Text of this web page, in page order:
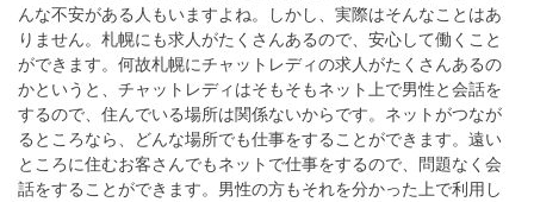
んな不安がある人もいますよね。しかし、実際はそんなことはあ
りません。札幌にも求人がたくさんあるので、安心して働くこと
ができます。何故札幌にチャットレディの求人がたくさんあるの
かというと、チャットレディはそもそもネット上で男性と会話を
するので、住んでいる場所は関係ないからです。ネットがつなが
るところなら、どんな場所でも仕事をすることができます。遠い
ところに住むお客さんでもネットで仕事をするので、問題なく会
話をすることができます。男性の方もそれを分かった上で利用し